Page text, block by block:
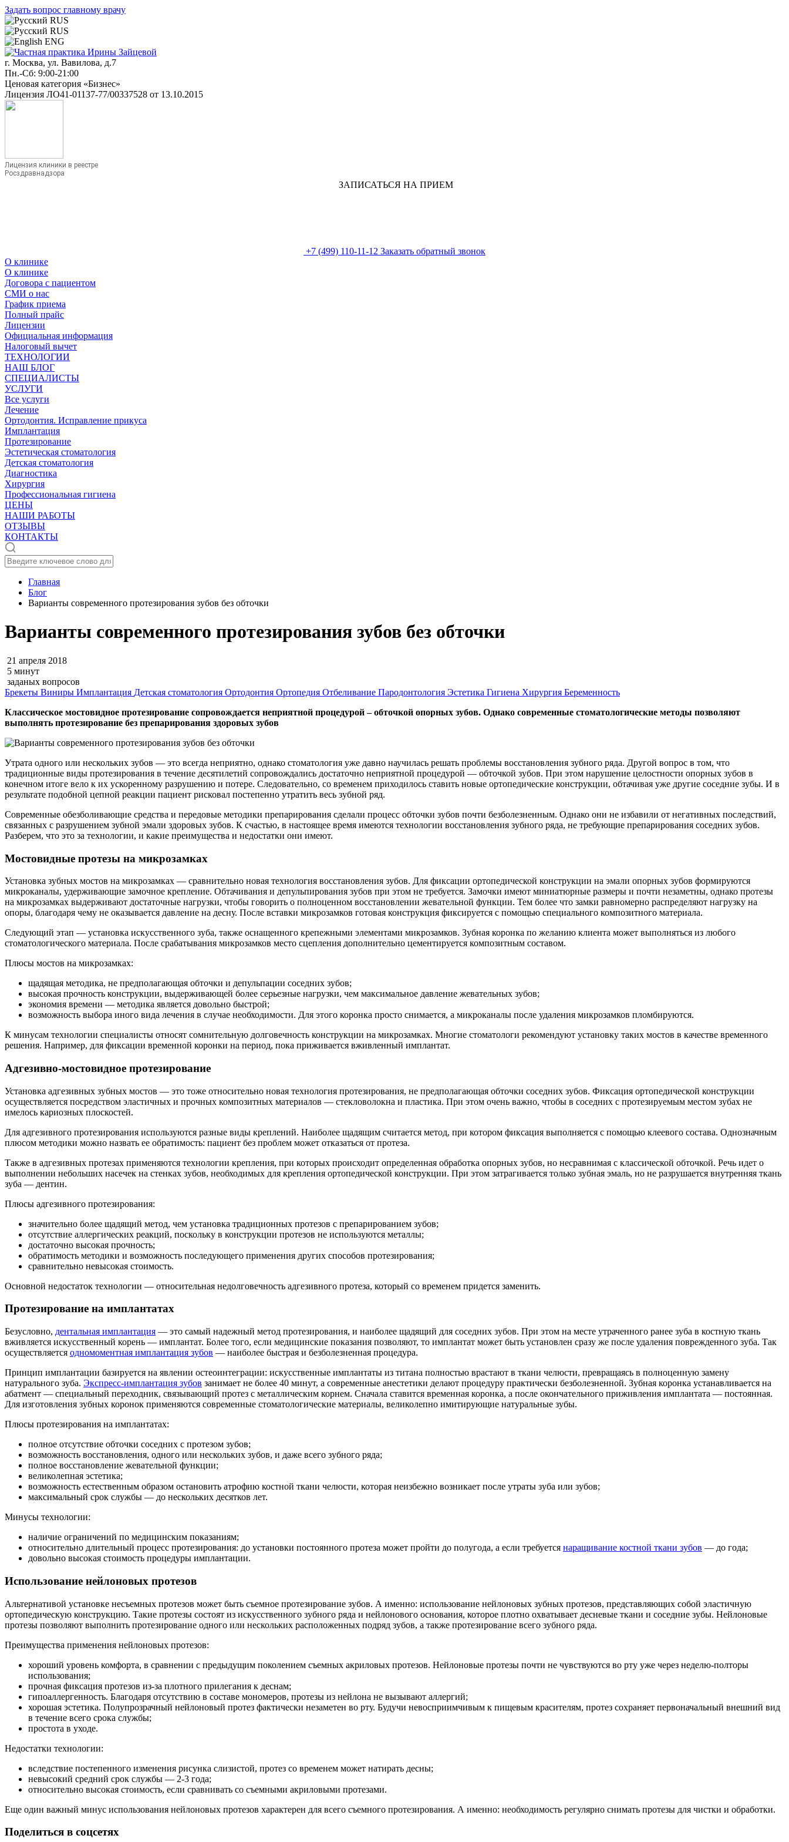
Задать вопрос главному врачу
RUS
RUS
ENG
г. Москва, ул. Вавилова, д.7
Пн.-Сб: 9:00-21:00
Ценовая категория «Бизнес»
Лицензия ЛО41-01137-77/00337528 от 13.10.2015
Лицензия клиники в реестре
Росздравнадзора
ЗАПИСАТЬСЯ НА ПРИЕМ
+7 (499) 110-11-12 Заказать обратный звонок
О клинике
О клинике
Договора с пациентом
СМИ о нас
График приема
Полный прайс
Лицензии
Официальная информация
Налоговый вычет
ТЕХНОЛОГИИ
НАШ БЛОГ
СПЕЦИАЛИСТЫ
УСЛУГИ
Все услуги
Лечение
Ортодонтия. Исправление прикуса
Имплантация
Протезирование
Эстетическая стоматология
Детская стоматология
Диагностика
Хирургия
Профессиональная гигиена
ЦЕНЫ
НАШИ РАБОТЫ
ОТЗЫВЫ
КОНТАКТЫ
Главная
Блог
Варианты современного протезирования зубов без обточки
Варианты современного протезирования зубов без обточки
21 апреля 2018
5 минут
заданых вопросов
Брекеты Виниры Имплантация Детская стоматология Ортодонтия Ортопедия Отбеливание Пародонтология Эстетика Гигиена Хирургия Беременность
Классическое мостовидное протезирование сопровождается неприятной процедурой – обточкой опорных зубов. Однако современные стоматологические методы позволяют
выполнять протезирование без препарирования здоровых зубов
Утрата одного или нескольких зубов — это всегда неприятно, однако стоматология уже давно научилась решать проблемы восстановления зубного ряда. Другой вопрос в том, что
традиционные виды протезирования в течение десятилетий сопровождались достаточно неприятной процедурой — обточкой зубов. При этом нарушение целостности опорных зубов в
конечном итоге вело к их ускоренному разрушению и потере. Следовательно, со временем приходилось ставить новые ортопедические конструкции, обтачивая уже другие соседние зубы. И в
результате подобной цепной реакции пациент рисковал постепенно утратить весь зубной ряд.
Современные обезболивающие средства и передовые методики препарирования сделали процесс обточки зубов почти безболезненным. Однако они не избавили от негативных последствий,
связанных с разрушением зубной эмали здоровых зубов. К счастью, в настоящее время имеются технологии восстановления зубного ряда, не требующие препарирования соседних зубов.
Разберем, что это за технологии, и какие преимущества и недостатки они имеют.
Мостовидные протезы на микрозамках
Установка зубных мостов на микрозамках — сравнительно новая технология восстановления зубов. Для фиксации ортопедической конструкции на эмали опорных зубов формируются
микроканалы, удерживающие замочное крепление. Обтачивания и депульпирования зубов при этом не требуется. Замочки имеют миниатюрные размеры и почти незаметны, однако протезы
на микрозамках выдерживают достаточные нагрузки, чтобы говорить о полноценном восстановлении жевательной функции. Тем более что замки равномерно распределяют нагрузку на
опоры, благодаря чему не оказывается давление на десну. После вставки микрозамков готовая конструкция фиксируется с помощью специального композитного материала.
Следующий этап — установка искусственного зуба, также оснащенного крепежными элементами микрозамков. Зубная коронка по желанию клиента может выполняться из любого
стоматологического материала. После срабатывания микрозамков место сцепления дополнительно цементируется композитным составом.
Плюсы мостов на микрозамках:
щадящая методика, не предполагающая обточки и депульпации соседних зубов;
высокая прочность конструкции, выдерживающей более серьезные нагрузки, чем максимальное давление жевательных зубов;
экономия времени — методика является довольно быстрой;
возможность выбора иного вида лечения в случае необходимости. Для этого коронка просто снимается, а микроканалы после удаления микрозамков пломбируются.
К минусам технологии специалисты относят сомнительную долговечность конструкции на микрозамках. Многие стоматологи рекомендуют установку таких мостов в качестве временного
решения. Например, для фиксации временной коронки на период, пока приживается вживленный имплантат.
Адгезивно-мостовидное протезирование
Установка адгезивных зубных мостов — это тоже относительно новая технология протезирования, не предполагающая обточки соседних зубов. Фиксация ортопедической конструкции
осуществляется посредством эластичных и прочных композитных материалов — стекловолокна и пластика. При этом очень важно, чтобы в соседних с протезируемым местом зубах не
имелось кариозных плоскостей.
Для адгезивного протезирования используются разные виды креплений. Наиболее щадящим считается метод, при котором фиксация выполняется с помощью клеевого состава. Однозначным
плюсом методики можно назвать ее обратимость: пациент без проблем может отказаться от протеза.
Также в адгезивных протезах применяются технологии крепления, при которых происходит определенная обработка опорных зубов, но несравнимая с классической обточкой. Речь идет о
выполнении небольших насечек на стенках зубов, необходимых для крепления ортопедической конструкции. При этом затрагивается только зубная эмаль, но не разрушается внутренняя ткань
зуба — дентин.
Плюсы адгезивного протезирования:
значительно более щадящий метод, чем установка традиционных протезов с препарированием зубов;
отсутствие аллергических реакций, поскольку в конструкции протезов не используются металлы;
достаточно высокая прочность;
обратимость методики и возможность последующего применения других способов протезирования;
сравнительно невысокая стоимость.
Основной недостаток технологии — относительная недолговечность адгезивного протеза, который со временем придется заменить.
Протезирование на имплантатах
Безусловно, дентальная имплантация — это самый надежный метод протезирования, и наиболее щадящий для соседних зубов. При этом на месте утраченного ранее зуба в костную ткань
вживляется искусственный корень — имплантат. Более того, если медицинские показания позволяют, то имплантат может быть установлен сразу же после удаления поврежденного зуба. Так
осуществляется одномоментная имплантация зубов — наиболее быстрая и безболезненная процедура.
Принцип имплантации базируется на явлении остеоинтеграции: искусственные имплантаты из титана полностью врастают в ткани челюсти, превращаясь в полноценную замену
натурального зуба. Экспресс-имплантация зубов занимает не более 40 минут, а современные анестетики делают процедуру практически безболезненной. Зубная коронка устанавливается на
абатмент — специальный переходник, связывающий протез с металлическим корнем. Сначала ставится временная коронка, а после окончательного приживления имплантата — постоянная.
Для изготовления зубных коронок применяются современные стоматологические материалы, великолепно имитирующие натуральные зубы.
Плюсы протезирования на имплантатах:
полное отсутствие обточки соседних с протезом зубов;
возможность восстановления, одного или нескольких зубов, и даже всего зубного ряда;
полное восстановление жевательной функции;
великолепная эстетика;
возможность естественным образом остановить атрофию костной ткани челюсти, которая неизбежно возникает после утраты зуба или зубов;
максимальный срок службы — до нескольких десятков лет.
Минусы технологии:
наличие ограничений по медицинским показаниям;
относительно длительный процесс протезирования: до установки постоянного протеза может пройти до полугода, а если требуется наращивание костной ткани зубов — до года;
довольно высокая стоимость процедуры имплантации.
Использование нейлоновых протезов
Альтернативой установке несъемных протезов может быть съемное протезирование зубов. А именно: использование нейлоновых зубных протезов, представляющих собой эластичную
ортопедическую конструкцию. Такие протезы состоят из искусственного зубного ряда и нейлонового основания, которое плотно охватывает десневые ткани и соседние зубы. Нейлоновые
протезы позволяют выполнить протезирование одного или нескольких расположенных подряд зубов, а также протезирование всего зубного ряда.
Преимущества применения нейлоновых протезов:
хороший уровень комфорта, в сравнении с предыдущим поколением съемных акриловых протезов. Нейлоновые протезы почти не чувствуются во рту уже через неделю-полторы
использования;
прочная фиксация протезов из-за плотного прилегания к деснам;
гипоаллергенность. Благодаря отсутствию в составе мономеров, протезы из нейлона не вызывают аллергий;
хорошая эстетика. Полупрозрачный нейлоновый протез фактически незаметен во рту. Будучи невосприимчивым к пищевым красителям, протез сохраняет первоначальный внешний вид
в течение всего срока службы;
простота в уходе.
Недостатки технологии:
вследствие постепенного изменения рисунка слизистой, протез со временем может натирать десны;
невысокий средний срок службы — 2-3 года;
относительно высокая стоимость, если сравнивать со съемными акриловыми протезами.
Еще один важный минус использования нейлоновых протезов характерен для всего съемного протезирования. А именно: необходимость регулярно снимать протезы для чистки и обработки.
Поделиться в соцсетях